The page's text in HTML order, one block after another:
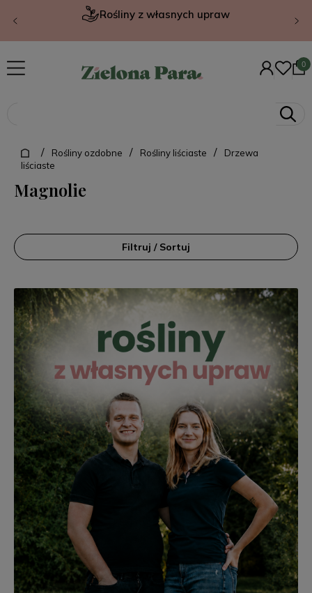
Rośliny z własnych upraw
/ Rośliny ozdobne / Rośliny liściaste /
Drzewa
liściaste
Magnolie
Filtruj / Sortuj